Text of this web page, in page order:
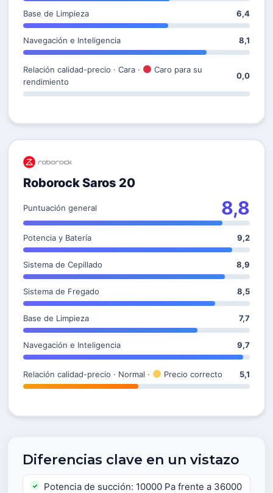
Base de Limpieza 6,4
Navegación e Inteligencia 8,1
Relación calidad-precio · Cara ·
Caro para su
rendimiento
0,0
Roborock Saros 20
Puntuación general 8,8
Potencia y Batería 9,2
Sistema de Cepillado 8,9
Sistema de Fregado 8,5
Base de Limpieza 7,7
Navegación e Inteligencia 9,7
Relación calidad-precio · Normal · Precio correcto 5,1
Diferencias clave en un vistazo
Potencia de succión: 10000 Pa frente a 36000